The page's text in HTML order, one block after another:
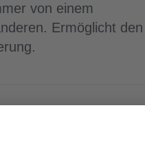
von einem
Ermöglicht den